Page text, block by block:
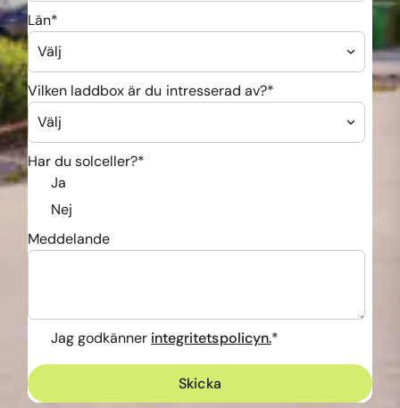
Län*
Vilken laddbox är du intresserad av?*
Har du solceller?*
Ja
Nej
Meddelande
Jag godkänner integritetspolicyn.*